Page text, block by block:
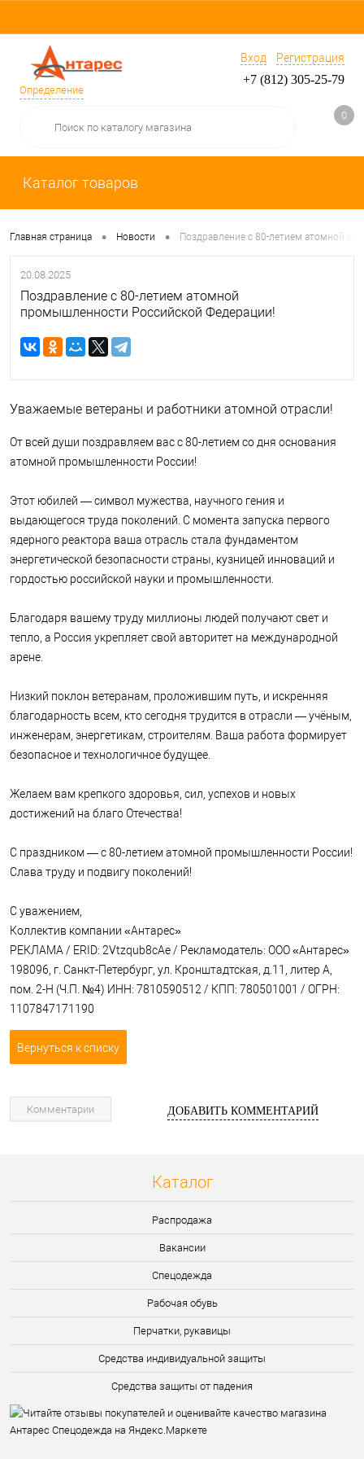
Определение
Вход Регистрация
+7 (812) 305-25-79
0
Каталог товаров
Главная страница • Новости • Поздравление с 80-летием атомной
20.08.2025
Поздравление с 80-летием атомной
промышленности Российской Федерации!
Уважаемые ветераны и работники атомной отрасли!
От всей души поздравляем вас с 80-летием со дня основания
атомной промышленности России!
Этот юбилей — символ мужества, научного гения и
выдающегося труда поколений. С момента запуска первого
ядерного реактора ваша отрасль стала фундаментом
энергетической безопасности страны, кузницей инноваций и
гордостью российской науки и промышленности.
Благодаря вашему труду миллионы людей получают свет и
тепло, а Россия укрепляет свой авторитет на международной
арене.
Низкий поклон ветеранам, проложившим путь, и искренняя
благодарность всем, кто сегодня трудится в отрасли — учёным,
инженерам, энергетикам, строителям. Ваша работа формирует
безопасное и технологичное будущее.
Желаем вам крепкого здоровья, сил, успехов и новых
достижений на благо Отечества!
С праздником — с 80-летием атомной промышленности России!
Слава труду и подвигу поколений!
С уважением,
Коллектив компании «Антарес»
РЕКЛАМА / ERID: 2Vtzqub8cAe / Рекламодатель: ООО «Антарес»
198096, г. Санкт-Петербург, ул. Кронштадтская, д.11, литер А,
пом. 2-Н (Ч.П. №4) ИНН: 7810590512 / КПП: 780501001 / ОГРН:
1107847171190
Вернуться к списку
Комментарии ДОБАВИТЬ КОММЕНТАРИЙ
Каталог
Распродажа
Вакансии
Спецодежда
Рабочая обувь
Перчатки, рукавицы
Средства индивидуальной защиты
Средства защиты от падения